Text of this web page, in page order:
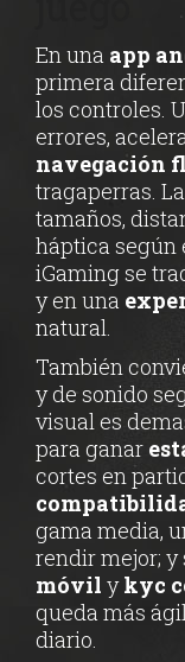
En una app
primera
los controles.
errores,
navegación
tragaperras. La
tamaños,
háptica según
iGaming se
y en una
natural.
También
y de sonido
visual es
para ganar
cortes en
gama media,
rendir mejor;
móvil ykyc
queda más
diario.